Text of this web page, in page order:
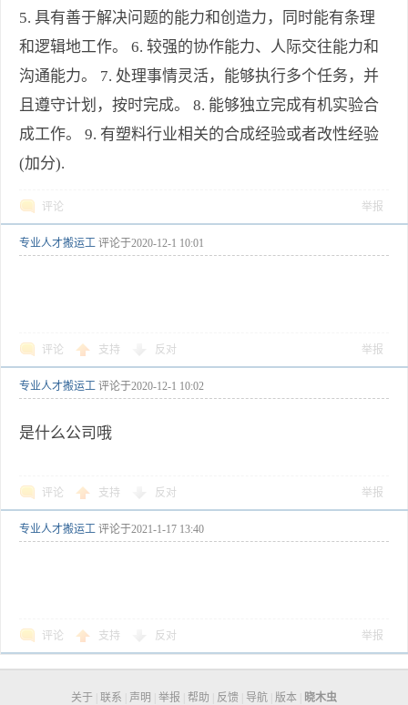
5. 具有善于解决问题的能力和创造力，同时能有条理
和逻辑地工作。 6. 较强的协作能力、人际交往能力和
沟通能力。 7. 处理事情灵活，能够执行多个任务，并
且遵守计划，按时完成。 8. 能够独立完成有机实验合
成工作。 9. 有塑料行业相关的合成经验或者改性经验
(加分).
评论 举报
专业人才搬运工 评论于2020-12-1 10:01
评论 支持 反对 举报
专业人才搬运工 评论于2020-12-1 10:02
是什么公司哦
评论 支持 反对 举报
专业人才搬运工 评论于2021-1-17 13:40
评论 支持 反对 举报
关于 联系 声明 举报 帮助 反馈 导航 版本 晓木虫